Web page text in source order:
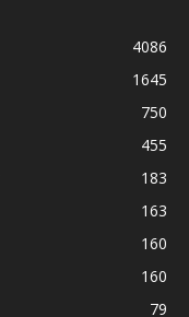
4086
1645
750
455
183
163
160
160
79